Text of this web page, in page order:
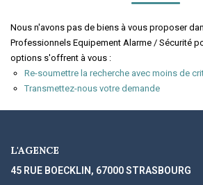
L'AGENCE
CONTACT
Créer une alerte
Nous n'avons pas de biens à vous proposer
Professionnels Equipement Alarme / Sécurité
options s'offrent à vous :
Re-soumettre la recherche avec moins de
Transmettez-nous votre demande
L'AGENCE
45 RUE BOECKLIN, 67000 STRASBOURG